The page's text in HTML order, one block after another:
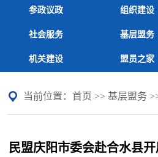
参政议政 组织建设
社会服务 基层盟务
机关建设 盟员之家
当前位置： 首页 >> 基层盟务
民盟庆阳市委会赴合水县